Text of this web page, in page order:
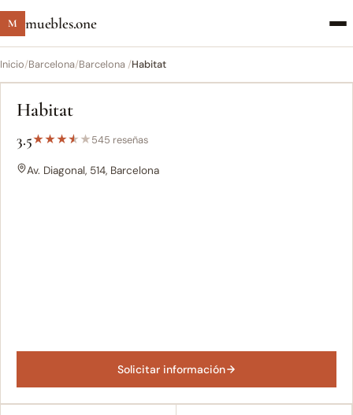
M muebles.one
Inicio/Barcelona/Barcelona ‎ /Habitat
Habitat
3.5★★★★ ★545 reseñas
Av. Diagonal, 514, Barcelona
Solicitar información